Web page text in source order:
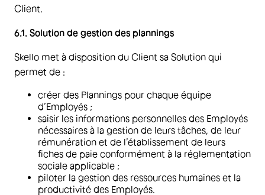
Client.
6.1. Solution de gestion des plannings
Skello met à disposition du Client sa Solution qui
permet de :
créer des Plannings pour chaque équipe
d’Employés ;
saisir les informations personnelles des Employés
nécessaires à la gestion de leurs tâches, de leur
rémunération et de l’établissement de leurs
fiches de paie conformément à la réglementation
sociale applicable ;
piloter la gestion des ressources humaines et la
productivité des Employés.